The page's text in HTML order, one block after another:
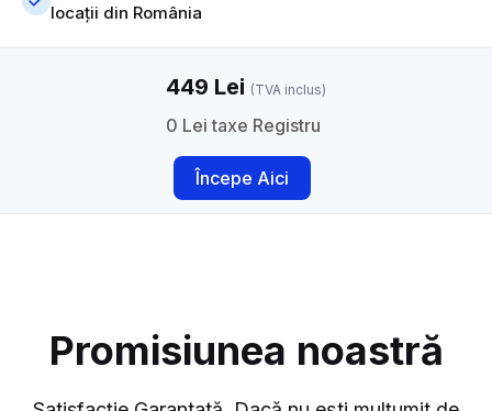
locații din România
449 Lei (TVA inclus)
0 Lei taxe Registru
Începe Aici
Promisiunea noastră